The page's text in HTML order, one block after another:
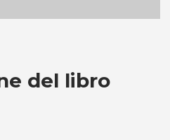
del libro